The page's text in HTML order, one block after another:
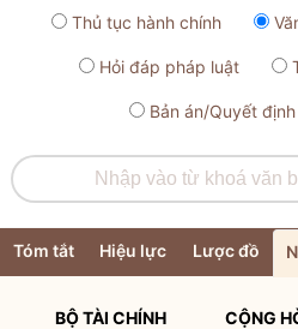
Thủ tục hành chính
Hỏi đáp pháp luật
Bản án/Quyết định
Tóm tắt Hiệu lực Lược đồ
BỘ TÀI CHÍNH
CỘNG